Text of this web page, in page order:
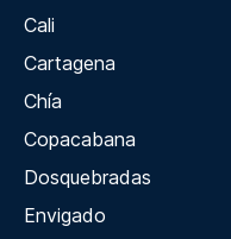
Cali
Cartagena
Chía
Copacabana
Dosquebradas
Envigado